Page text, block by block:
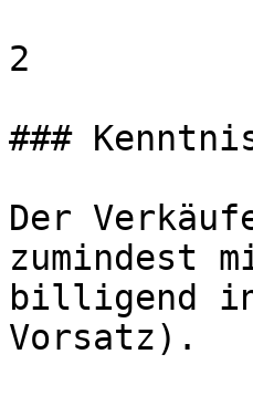
2
###
Der
zumindest
billigend in
Vorsatz).